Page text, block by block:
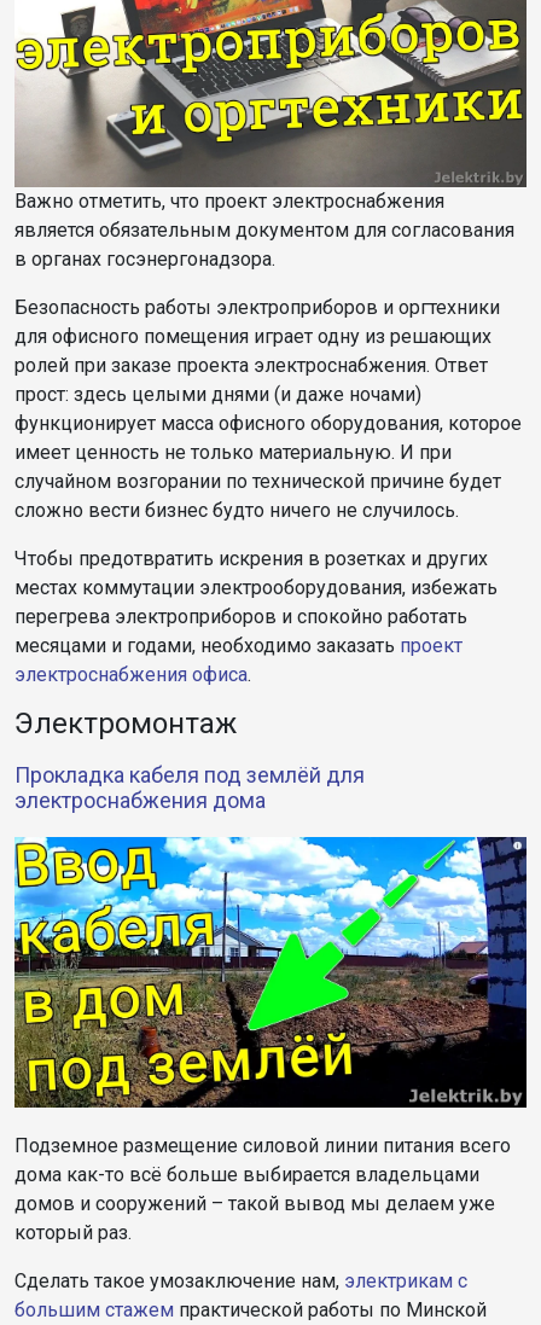
Важно отметить, что проект электроснабжения
является обязательным документом для согласования
в органах госэнергонадзора.
Безопасность работы электроприборов и оргтехники
для офисного помещения играет одну из решающих
ролей при заказе проекта электроснабжения. Ответ
прост: здесь целыми днями (и даже ночами)
функционирует масса офисного оборудования, которое
имеет ценность не только материальную. И при
случайном возгорании по технической причине будет
сложно вести бизнес будто ничего не случилось.
Чтобы предотвратить искрения в розетках и других
местах коммутации электрооборудования, избежать
перегрева электроприборов и спокойно работать
месяцами и годами, необходимо заказать проект
электроснабжения офиса.
Электромонтаж
Прокладка кабеля под землёй для
электроснабжения дома
Подземное размещение силовой линии питания всего
дома как-то всё больше выбирается владельцами
домов и сооружений – такой вывод мы делаем уже
который раз.
Сделать такое умозаключение нам, электрикам с
большим стажем практической работы по Минской